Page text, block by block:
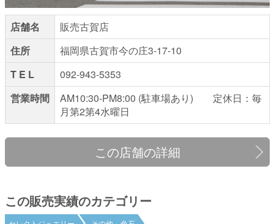
店舗名
販売古賀店
住所
福岡県古賀市今の庄3-17-10
T E L
092-943-5353
営業時間
AM10:30-PM8:00 (駐車場あり) 定休日：毎
月第2第4水曜日
この店舗の詳細
この販売実績のカテゴリー